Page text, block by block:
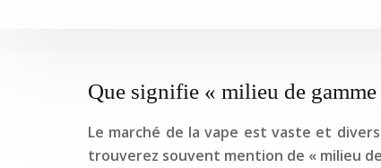
Que signifie « milieu de
Le marché de la vape est vaste et
trouverez souvent mention de « milieu